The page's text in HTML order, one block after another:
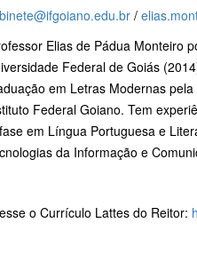
/
Elias de Pádua Monteiro
Federal de Goiás
em Letras Modernas
Federal Goiano. Tem
em Língua Portuguesa e
da Informação e
o Currículo Lattes do Reitor: